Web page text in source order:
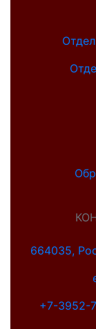
664035,
+7-3952-